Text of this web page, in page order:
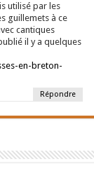
utilisé par les
guillemets à ce
cantiques
il y a quelques
en-breton-
Répondre